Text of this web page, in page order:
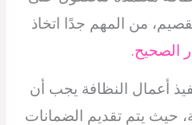
من المهم جدًا اتخاذ
الصحيح.
أعمال النظافة يجب أن
حيث يتم تقديم الضمانات